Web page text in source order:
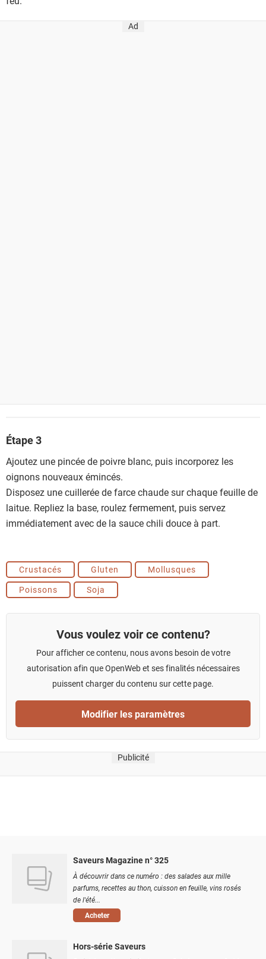
Ad
Étape 3
Ajoutez une pincée de poivre blanc, puis incorporez les
oignons nouveaux émincés.
Disposez une cuillerée de farce chaude sur chaque feuille de
laitue. Repliez la base, roulez fermement, puis servez
immédiatement avec de la sauce chili douce à part.
Crustacés Gluten
Mollusques
Poissons
Soja
Vous voulez voir ce contenu?
Pour afficher ce contenu, nous avons besoin de votre
autorisation afin que OpenWeb et ses finalités nécessaires
puissent charger du contenu sur cette page.
Modifier les paramètres
Publicité
Saveurs Magazine n° 325
À découvrir dans ce numéro : des salades aux mille
parfums, recettes au thon, cuisson en feuille, vins rosés
de l'été...
Acheter
Hors-série Saveurs